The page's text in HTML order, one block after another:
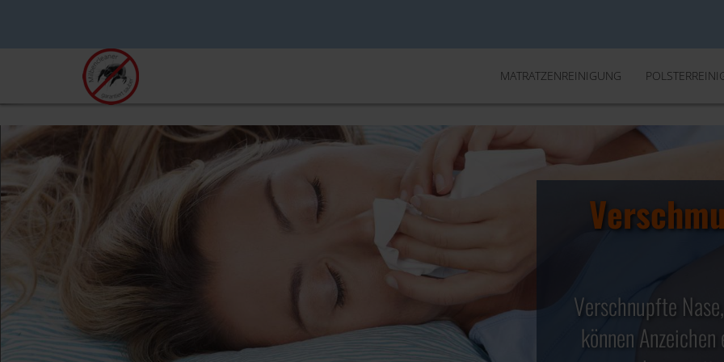
MATRATZENREINIGUNG
Verschnupfte
können
✓
✓ Abtöten von
Ihr